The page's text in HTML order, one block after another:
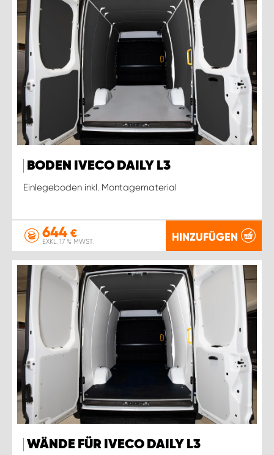
BODEN IVECO DAILY L3
Einlegeboden inkl. Montagematerial
644 €
EXKL. 17 % MWST. HINZUFÜGEN
WÄNDE FÜR IVECO DAILY L3